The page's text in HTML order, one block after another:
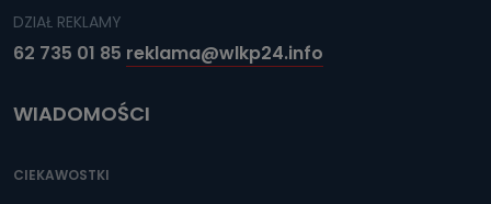
DZIAŁ REKLAMY
62 735 01 85 reklama@wlkp24.info
WIADOMOŚCI
CIEKAWOSTKI